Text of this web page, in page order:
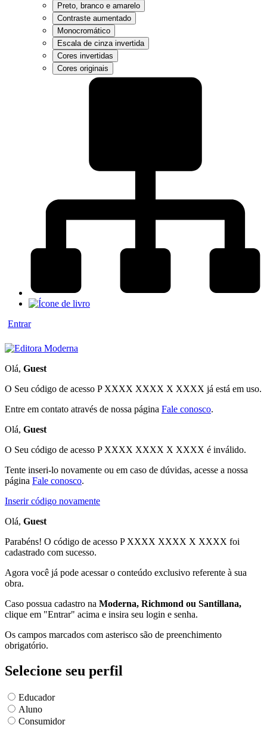
Preto, branco e amarelo
Contraste aumentado
Monocromático
Escala de cinza invertida
Cores invertidas
Cores originais
Entrar
Olá, Guest
O Seu código de acesso P XXXX XXXX X XXXX já está em uso.
Entre em contato através de nossa página Fale conosco.
Olá, Guest
O Seu código de acesso P XXXX XXXX X XXXX é inválido.
Tente inseri-lo novamente ou em caso de dúvidas, acesse a nossa
página Fale conosco.
Inserir código novamente
Olá, Guest
Parabéns! O código de acesso P XXXX XXXX X XXXX foi
cadastrado com sucesso.
Agora você já pode acessar o conteúdo exclusivo referente à sua
obra.
Caso possua cadastro na Moderna, Richmond ou Santillana,
clique em "Entrar" acima e insira seu login e senha.
Os campos marcados com asterisco são de preenchimento
obrigatório.
Selecione seu perfil
Educador
Aluno
Consumidor